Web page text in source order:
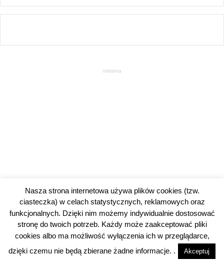
reklama
Nasza strona internetowa używa plików cookies (tzw.
ciasteczka) w celach statystycznych, reklamowych oraz
funkcjonalnych. Dzięki nim możemy indywidualnie dostosować
stronę do twoich potrzeb. Każdy może zaakceptować pliki
cookies albo ma możliwość wyłączenia ich w przeglądarce,
dzięki czemu nie będą zbierane żadne informacje. .
Akceptuj